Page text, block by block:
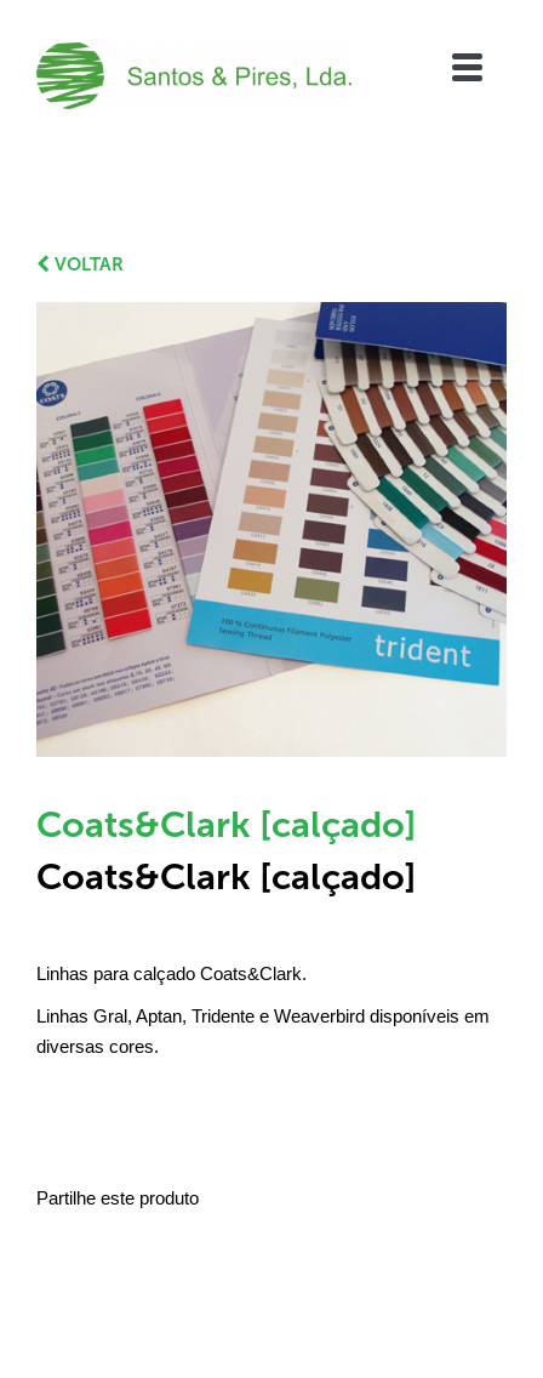
VOLTAR
Coats&Clark [calçado]
Coats&Clark [calçado]
Linhas para calçado Coats&Clark.
Linhas Gral, Aptan, Tridente e Weaverbird disponíveis em
diversas cores.
Partilhe este produto